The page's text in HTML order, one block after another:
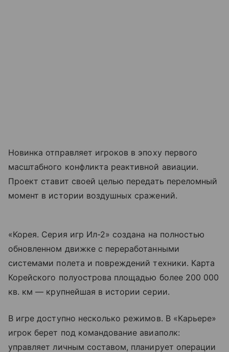
Новинка отправляет игроков в эпоху первого
масштабного конфликта реактивной авиации.
Проект ставит своей целью передать переломный
момент в истории воздушных сражений.
«Корея. Серия игр Ил-2» создана на полностью
обновленном движке с переработанными
системами полета и повреждений техники. Карта
Корейского полуострова площадью более 200 000
кв. км — крупнейшая в истории серии.
В игре доступно несколько режимов. В «Карьере»
игрок берет под командование авиаполк:
управляет личным составом, планирует операции